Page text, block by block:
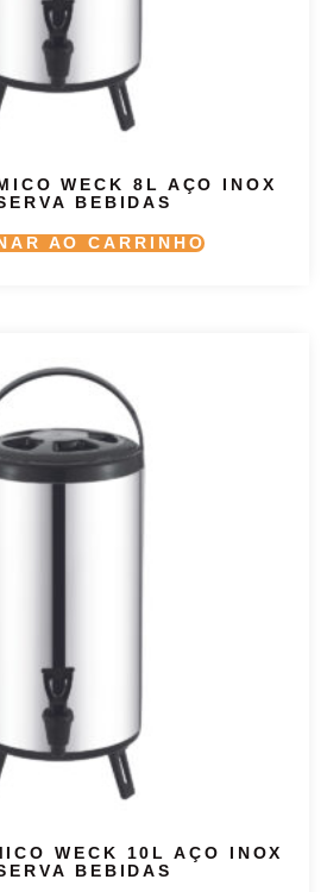
WECK 8L AÇO INOX
BEBIDAS
AO CARRINHO
WECK 10L AÇO INOX
BEBIDAS